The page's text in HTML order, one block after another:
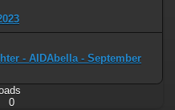
- AIDAbella - September
0